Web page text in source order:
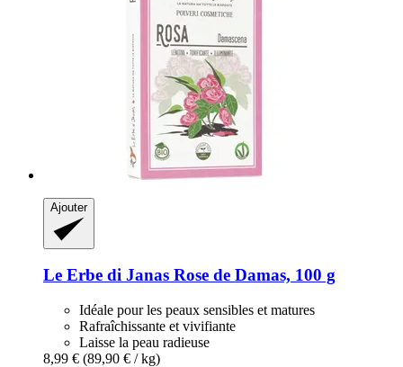
Ajouter
Le Erbe di Janas Rose de Damas, 100 g
Idéale pour les peaux sensibles et matures
Rafraîchissante et vivifiante
Laisse la peau radieuse
8,99 € (89,90 € / kg)